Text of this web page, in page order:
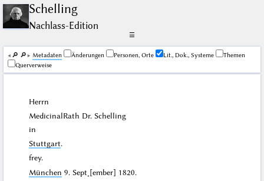
Schelling
Nachlass-Edition
☰
🔎︎ 🔎︎ Me­ta­da­ten Änderungen Personen, Orte Lit., Dok., Systeme
Themen
Querverweise
Herrn
MedicinalRath Dr. Schelling
in
Stuttgart.
frey.
München 9. Sept˖[ember] 1820.